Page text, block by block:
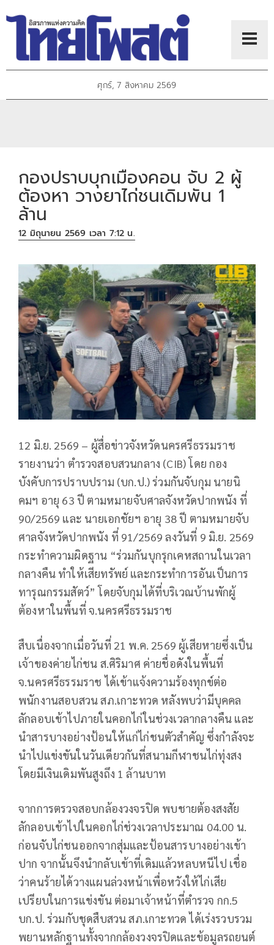
ศุกร์, 7 สิงหาคม 2569
กองปราบบุกเมืองคอน จับ 2 ผู้
ต้องหา วางยาไก่ชนเดิมพัน 1
ล้าน
12 มิถุนายน 2569 เวลา 7:12 น.
12 มิ.ย. 2569 – ผู้สื่อข่าวจังหวัดนครศรีธรรมราช
รายงานว่า ตำรวจสอบสวนกลาง (CIB) โดย กอง
บังคับการปราบปราม (บก.ป.) ร่วมกันจับกุม นายนิ
คมฯ อายุ 63 ปี ตามหมายจับศาลจังหวัดปากพนัง ที่
90/2569 และ นายเอกชัยฯ อายุ 38 ปี ตามหมายจับ
ศาลจังหวัดปากพนัง ที่ 91/2569 ลงวันที่ 9 มิ.ย. 2569
กระทำความผิดฐาน “ร่วมกันบุกรุกเคหสถานในเวลา
กลางคืน ทำให้เสียทรัพย์ และกระทำการอันเป็นการ
ทารุณกรรมสัตว์” โดยจับกุมได้ที่บริเวณบ้านพักผู้
ต้องหาในพื้นที่ จ.นครศรีธรรมราช
สืบเนื่องจากเมื่อวันที่ 21 พ.ค. 2569 ผู้เสียหายซึ่งเป็น
เจ้าของค่ายไก่ชน ส.ศิริมาศ ค่ายชื่อดังในพื้นที่
จ.นครศรีธรรมราช ได้เข้าแจ้งความร้องทุกข์ต่อ
พนักงานสอบสวน สภ.เกาะทวด หลังพบว่ามีบุคคล
ลักลอบเข้าไปภายในคอกไก่ในช่วงเวลากลางคืน และ
นำสารบางอย่างป้อนให้แก่ไก่ชนตัวสำคัญ ซึ่งกำลังจะ
นำไปแข่งขันในวันเดียวกันที่สนามกีฬาชนไก่ทุ่งสง
โดยมีเงินเดิมพันสูงถึง 1 ล้านบาท
จากการตรวจสอบกล้องวงจรปิด พบชายต้องสงสัย
ลักลอบเข้าไปในคอกไก่ช่วงเวลาประมาณ 04.00 น.
ก่อนจับไก่ชนออกจากสุ่มและป้อนสารบางอย่างเข้า
ปาก จากนั้นจึงนำกลับเข้าที่เดิมแล้วหลบหนีไป เชื่อ
ว่าคนร้ายได้วางแผนล่วงหน้าเพื่อหวังให้ไก่เสีย
เปรียบในการแข่งขัน ต่อมาเจ้าหน้าที่ตำรวจ กก.5
บก.ป. ร่วมกับชุดสืบสวน สภ.เกาะทวด ได้เร่งรวบรวม
พยานหลักฐานทั้งจากกล้องวงจรปิดและข้อมูลรถยนต์